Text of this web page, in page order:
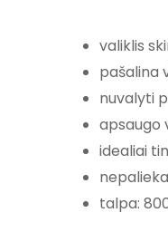
valiklis
pašalina
nuvalyti
apsaugo
idealiai
talpa: